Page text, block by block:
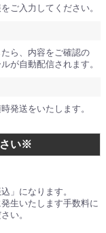
ご入力してください。
ら、内容をご確認の
が自動配信されます。
発送をいたします。
さい※
」になります。
生いたします手数料に
い。